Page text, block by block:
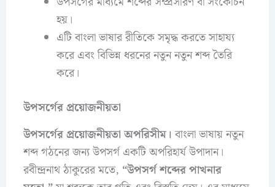
হয়।
এটি বাংলা ভাষার রীতিকে সমৃদ্ধ করতে সাহায্য
করে এবং বিভিন্ন ধরনের নতুন নতুন শব্দ তৈরি
করে।
উপসর্গের প্রয়োজনীয়তা
উপসর্গের প্রয়োজনীয়তা অপরিসীম। বাংলা ভাষায় নতুন
শব্দ গঠনের জন্য উপসর্গ একটি অপরিহার্য উপাদান।
রবীন্দ্রনাথ ঠাকুরের মতে, “উপসর্গ শব্দের পাখনার